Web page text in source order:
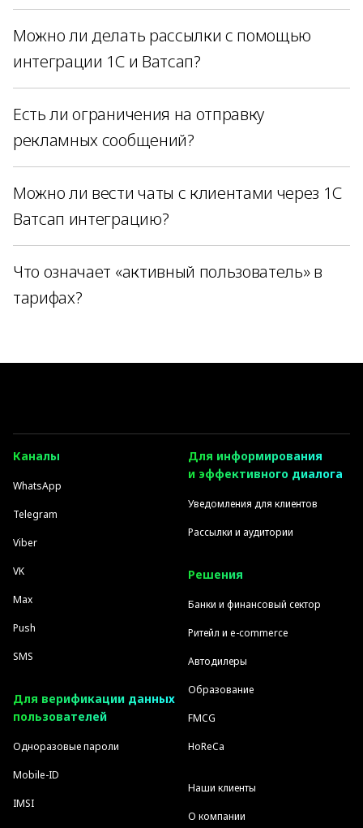
Можно ли делать рассылки с помощью
интеграции 1С и Ватсап?
Есть ли ограничения на отправку
рекламных сообщений?
Можно ли вести чаты с клиентами через 1С
Ватсап интеграцию?
Что означает «активный пользователь» в
тарифах?
Каналы
WhatsApp
Telegram
Viber
VK
Max
Push
SMS
Для верификации данных
пользователей
Одноразовые пароли
Mobile-ID
IMSI
Для информирования
и эффективного диалога
Уведомления для клиентов
Рассылки и аудитории
Решения
Банки и финансовый сектор
Ритейл и e-commerce
Автодилеры
Образование
FMCG
HoReCa
Наши клиенты
О компании